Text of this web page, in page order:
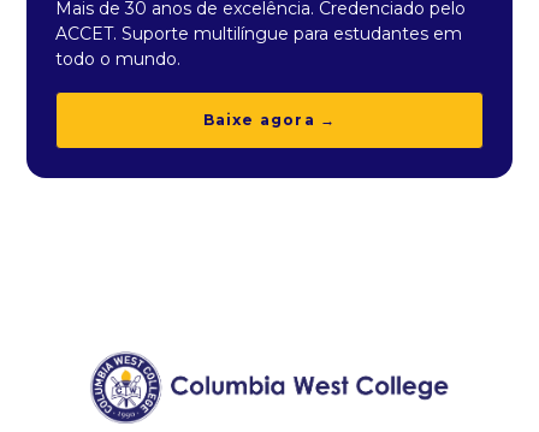
Mais de 30 anos de excelência. Credenciado pelo
ACCET. Suporte multilíngue para estudantes em
todo o mundo.
Baixe agora →